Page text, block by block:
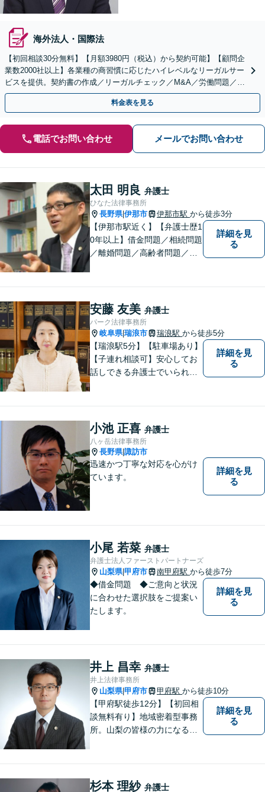
海外法人・国際法
【初回相談30分無料】【月額3980円（税込）から契約可能】【顧問企
業数2000社以上】各業種の商習慣に応じたハイレベルなリーガルサー
ビスを提供。契約書の作成／リーガルチェック／M&A／労働問題／知
的財産等、お任せください【他士業連携可能】
料金表を見る
電話でお問い合わせ メールでお問い合わせ
太田 明良 弁護士
ひなた法律事務所
長野県|伊那市 伊那市駅 から徒歩3分
【伊那市駅近く】【弁護士歴1
0年以上】借金問題／相続問題
／離婚問題／高齢者問題／相
根ざした弁護士】もし何かお
困りな事がございましたらお
気軽にご相談ください。
詳細を見
る
安藤 友美 弁護士
パーク法律事務所
岐阜県|瑞浪市 瑞浪駅 から徒歩5分
【瑞浪駅5分】【駐車場あり】
【子連れ相談可】安心してお
話しできる弁護士でいられる
ます。より良い解決ができる
ようサポートしたいと考えて
おります。
詳細を見
る
小池 正喜 弁護士
八ヶ岳法律事務所
長野県|諏訪市
迅速かつ丁寧な対応を心がけ
ています。
詳細を見
る
小尾 若菜 弁護士
弁護士法人ファーストパートナーズ
山梨県|甲府市 南甲府駅 から徒歩7分
◆借金問題 ◆ご意向と状況
に合わせた選択肢をご提案い
たします。
詳細を見
る
井上 昌幸 弁護士
井上法律事務所
山梨県|甲府市 甲府駅 から徒歩10分
【甲府駅徒歩12分】【初回相
談無料有り】地域密着型事務
所。山梨の皆様の力になるべ
なんでもご相談ください。将
詳細を見
る
杉本 理紗 弁護士